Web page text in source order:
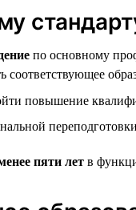
по основному
соответствующее
повышение
пяти лет в